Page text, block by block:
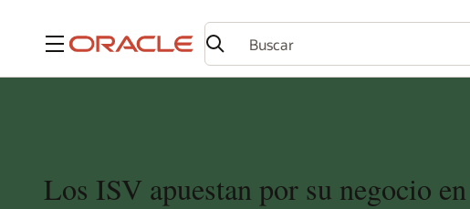
Menú
Los ISV apuestan por su negocio